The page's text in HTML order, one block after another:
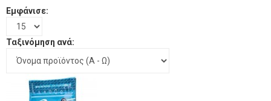
Εμφάνισε:
Ταξινόμηση ανά: